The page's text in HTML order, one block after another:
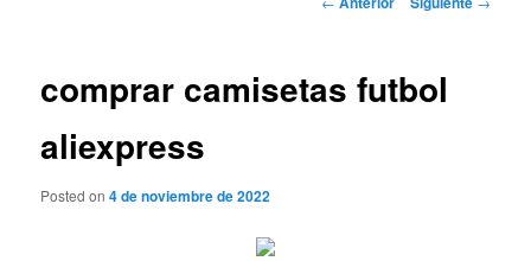
comprar camisetas futbol
aliexpress
Posted on4 de noviembre de 2022